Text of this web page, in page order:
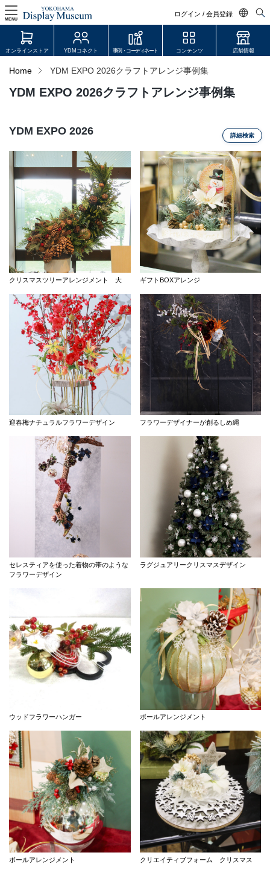
ログイン / 会員登録
日本語
中文简体
MENU
オンラインストア
YDM Connect
会員登録・取引申請
リンク
JDCA(ディスプレイスクール)
店舗情報・営業日
会社情報
採用情報
お問い合わせ
プライバシーポリシー
OFFICIAL SNS
オンラインストア YDMコネクト 事例・コーディネート コンテンツ 店舗情報
Home YDM EXPO 2026クラフトアレンジ事例集
YDM EXPO 2026クラフトアレンジ事例集
YDM EXPO 2026 詳細検索
クリスマスツリーアレンジメント 大 ギフトBOXアレンジ
迎春梅ナチュラルフラワーデザイン フラワーデザイナーが創るしめ縄
セレスティアを使った着物の帯のような
フラワーデザイン
ラグジュアリークリスマスデザイン
ウッドフラワーハンガー ボールアレンジメント
ボールアレンジメント クリエイティブフォーム クリスマス